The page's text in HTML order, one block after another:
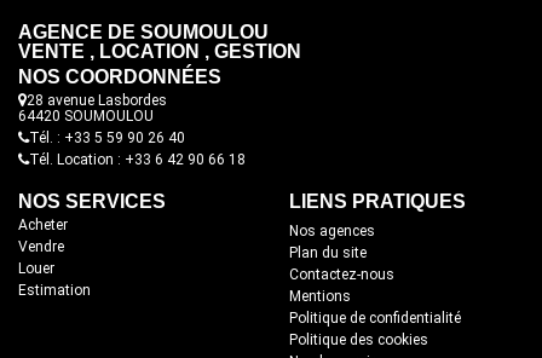
AGENCE DE SOUMOULOU
VENTE , LOCATION , GESTION
NOS COORDONNÉES
28 avenue Lasbordes
64420 SOUMOULOU
Tél. : +33 5 59 90 26 40
Tél. Location : +33 6 42 90 66 18
NOS SERVICES
Acheter
Vendre
Louer
Estimation
LIENS PRATIQUES
Nos agences
Plan du site
Contactez-nous
Mentions
Politique de confidentialité
Politique des cookies